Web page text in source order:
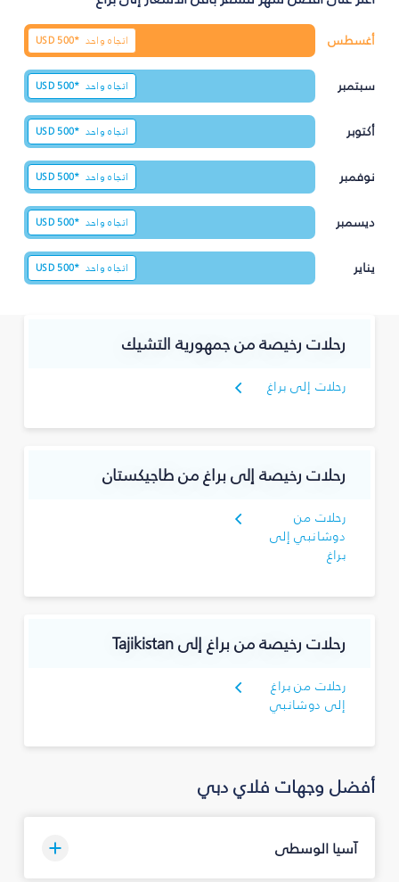
أغسطس اتجاه واحد USD 500*
سبتمبر اتجاه واحد USD 500*
أكتوبر اتجاه واحد USD 500*
نوفمبر اتجاه واحد USD 500*
ديسمبر اتجاه واحد USD 500*
يناير اتجاه واحد USD 500*
رحلات رخيصة من جمهورية التشيك
رحلات إلى براغ
رحلات رخيصة إلى براغ من طاجيكستان
رحلات من
دوشانبي إلى
براغ
رحلات رخيصة من براغ إلى Tajikistan
رحلات من براغ
إلى دوشانبي
أفضل وجهات فلاي دبي
آسيا الوسطى